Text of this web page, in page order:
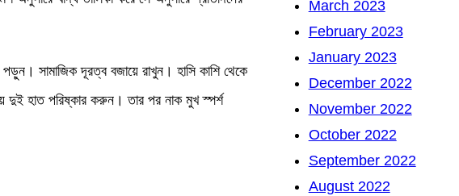
সামাজিক দূরত্ব বজায়ে রাখুন। হাসি কাশি থেকে
দুই হাত পরিষ্কার করুন। তার পর নাক মুখ স্পর্শ
March 2023
February 2023
January 2023
December 2022
November 2022
October 2022
September 2022
August 2022